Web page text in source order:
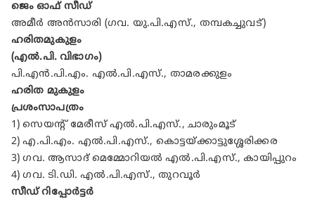
ജെം ഓഫ് സീഡ്
അമീർ അൻസാരി (ഗവ. യു.പി.എസ്., തമ്പകച്ചുവട്)
ഹരിതമുകുളം
(എൽ.പി. വിഭാഗം)
പി.എൻ.പി.എം. എൽ.പി.എസ്., താമരക്കുളം
ഹരിത മുകുളം
പ്രശംസാപത്രം
1) സെയന്റ് മേരീസ് എൽ.പി.എസ്., ചാരുംമൂട്
2) എ.പി.എം. എൽ.പി.എസ്., കൊട്ടയ്ക്കാട്ടുശ്ശേരിക്കര
3) ഗവ. ആസാദ് മെമ്മോറിയൽ എൽ.പി.എസ്., കായിപ്പുറം
4) ഗവ. ടി.ഡി. എൽ.പി.എസ്., തുറവൂർ
സീഡ് റിപ്പോർട്ടർ